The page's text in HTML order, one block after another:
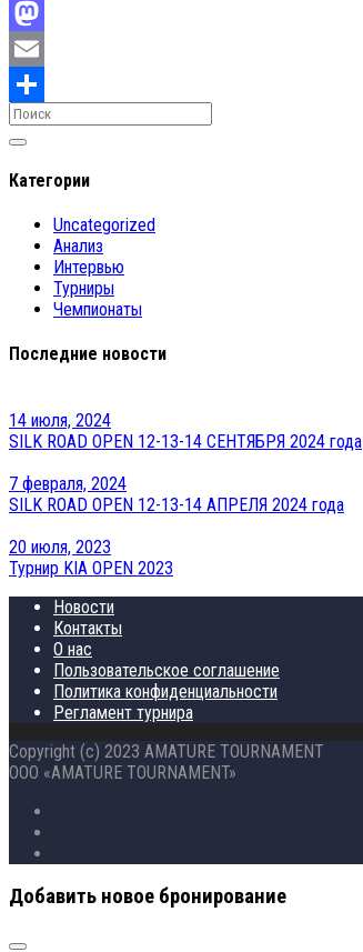
Facebook
Mastodon
Email
Отправить
Категории
Uncategorized
Анализ
Интервью
Турниры
Чемпионаты
Последние новости
14 июля, 2024
SILK ROAD OPEN 12-13-14 СЕНТЯБРЯ 2024 года
7 февраля, 2024
SILK ROAD OPEN 12-13-14 АПРЕЛЯ 2024 года
20 июля, 2023
Турнир KIA OPEN 2023
Новости
Контакты
О нас
Пользовательское соглашение
Политика конфиденциальности
Регламент турнира
Copyright (c) 2023 AMATURE TOURNAMENT
ООО «AMATURE TOURNAMENT»
Добавить новое бронирование